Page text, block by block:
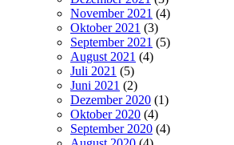
November 2021 (4)
Oktober 2021 (3)
September 2021 (5)
August 2021 (4)
Juli 2021 (5)
Juni 2021 (2)
Dezember 2020 (1)
Oktober 2020 (4)
September 2020 (4)